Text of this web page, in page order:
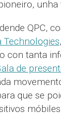
unha
QPC,
Technologies
con tanta
de
que se